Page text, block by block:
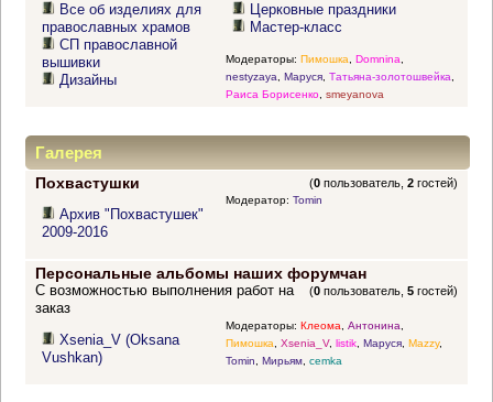
Все об изделиях для
православных храмов
СП православной
вышивки
Дизайны
Церковные праздники
Мастер-класс
Модераторы: Пимошка Domnina
nestyzaya
Маруся, Татьяна-золотошвейка
Раиса Борисенко, smeyanova
Галерея
Похвастушки (0 пользователь,2 гостей)
Архив "Похвастушек"
2009-2016
Модератор: Tomin
Персональные альбомы наших форумчан
(0 пользователь,5 гостей)
С возможностью выполнения работ на
заказ
Xsenia_V (Oksana
Vushkan)
Модераторы: Клеома, Антонина,
Пимошка, Xsenia_V, listik, Маруся, Mazzy,
Tomin, Мирьям, cemka